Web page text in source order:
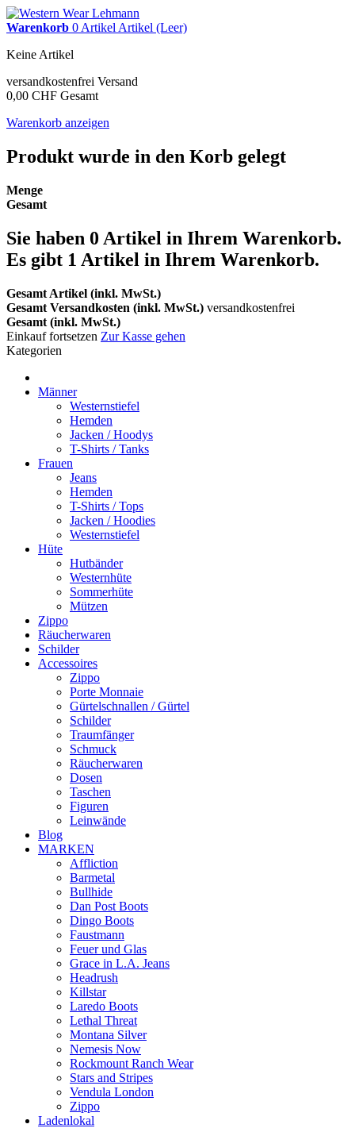
Warenkorb 0 Artikel Artikel (Leer)
Keine Artikel
versandkostenfrei Versand
0,00 CHF Gesamt
Warenkorb anzeigen
Produkt wurde in den Korb gelegt
Menge
Gesamt
Sie haben 0 Artikel in Ihrem Warenkorb.
Es gibt 1 Artikel in Ihrem Warenkorb.
Gesamt Artikel (inkl. MwSt.)
Gesamt Versandkosten (inkl. MwSt.) versandkostenfrei
Gesamt (inkl. MwSt.)
Einkauf fortsetzen Zur Kasse gehen
Kategorien
Männer
Westernstiefel
Hemden
Jacken / Hoodys
T-Shirts / Tanks
Frauen
Jeans
Hemden
T-Shirts / Tops
Jacken / Hoodies
Westernstiefel
Hüte
Hutbänder
Westernhüte
Sommerhüte
Mützen
Zippo
Räucherwaren
Schilder
Accessoires
Zippo
Porte Monnaie
Gürtelschnallen / Gürtel
Schilder
Traumfänger
Schmuck
Räucherwaren
Dosen
Taschen
Figuren
Leinwände
Blog
MARKEN
Affliction
Barmetal
Bullhide
Dan Post Boots
Dingo Boots
Faustmann
Feuer und Glas
Grace in L.A. Jeans
Headrush
Killstar
Laredo Boots
Lethal Threat
Montana Silver
Nemesis Now
Rockmount Ranch Wear
Stars and Stripes
Vendula London
Zippo
Ladenlokal